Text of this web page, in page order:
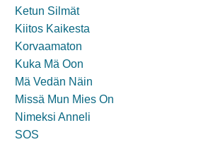
Ketun Silmät
Kiitos Kaikesta
Korvaamaton
Kuka Mä Oon
Mä Vedän Näin
Missä Mun Mies On
Nimeksi Anneli
SOS